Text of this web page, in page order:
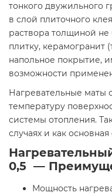
тонкого двужильного
в слой плиточного
раствора толщиной не
плитку, керамогранит
напольное покрытие,
возможности
Нагревательные маты
температуру
системы отопления.
случаях и как
0,5 —
Мощность